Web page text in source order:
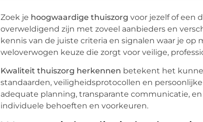
Zoek je hoogwaardige thuiszorg voor jezelf of een
overweldigend zijn met zoveel aanbieders en
kennis van de juiste criteria en signalen waar je
weloverwogen keuze die zorgt voor veilige,
Kwaliteit thuiszorg herkennen betekent het
standaarden, veiligheidsprotocollen en
adequate planning, transparante communicatie,
individuele behoeften en voorkeuren.